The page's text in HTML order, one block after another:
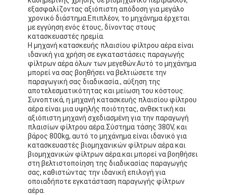
εξασφαλίζοντας αξιόπιστη απόδοση για μεγάλο
χρονικό διάστημα.Επιπλέον, το μηχάνημα έρχεται
με εγγύηση ενός έτους, δίνοντας στους
κατασκευαστές ηρεμία.
Η μηχανή κατασκευής πλαισίου φίλτρου αέρα είναι
ιδανική για χρήση σε εγκαταστάσεις παραγωγής
φίλτρων αέρα όλων των μεγεθών.Αυτό το μηχάνημα
μπορεί να σας βοηθήσει να βελτιώσετε την
παραγωγική σας διαδικασία., αύξηση της
αποτελεσματικότητας και μείωση του κόστους.
Συνοπτικά, η μηχανή κατασκευής πλαισίου φίλτρου
αέρα είναι μια υψηλής ποιότητας, ανθεκτική και
αξιόπιστη μηχανή σχεδιασμένη για την παραγωγή
πλαισίων φίλτρου αέρα.Σύστημα τάσης 380V, και
βάρος 800kg, αυτό το μηχάνημα είναι ιδανικό για
κατασκευαστές βιομηχανικών φίλτρων αέρα και
βιομηχανικών φίλτρων αέρα.και μπορεί να βοηθήσει
στη βελτιστοποίηση της διαδικασίας παραγωγής
σας, καθιστώντας την ιδανική επιλογή για
οποιαδήποτε εγκατάσταση παραγωγής φίλτρων
αέρα.